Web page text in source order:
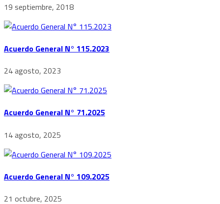
19 septiembre, 2018
Acuerdo General N° 115.2023
24 agosto, 2023
Acuerdo General N° 71.2025
14 agosto, 2025
Acuerdo General N° 109.2025
21 octubre, 2025